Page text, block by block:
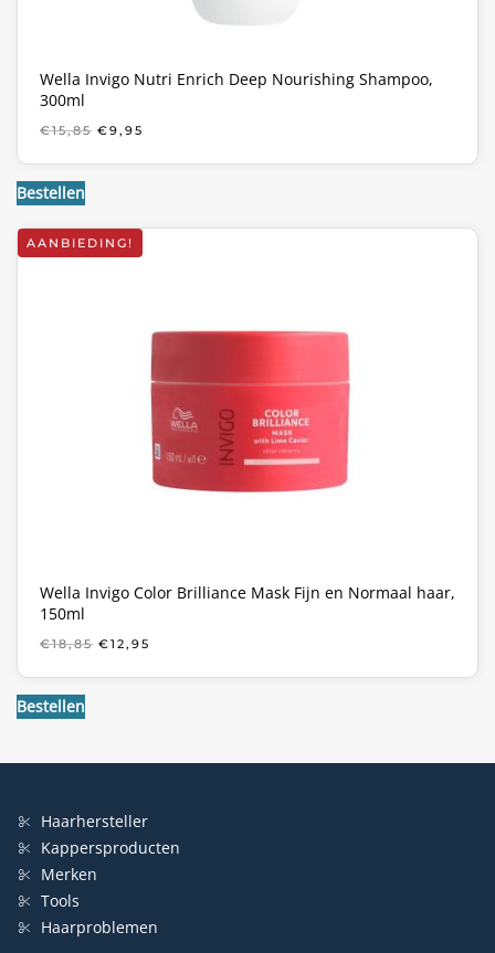
Wella Invigo Nutri Enrich Deep Nourishing Shampoo,
300ml
€15,85 OORSPRONKELIJKE
WAS:
€9,95
IS:
Bestellen
AANBIEDING!
Wella Invigo Color Brilliance Mask Fijn en Normaal haar,
150ml
€18,85 OORSPRONKELIJKE
WAS:
€12,95
IS:
Bestellen
Haarhersteller
Kappersproducten
Merken
Tools
Haarproblemen